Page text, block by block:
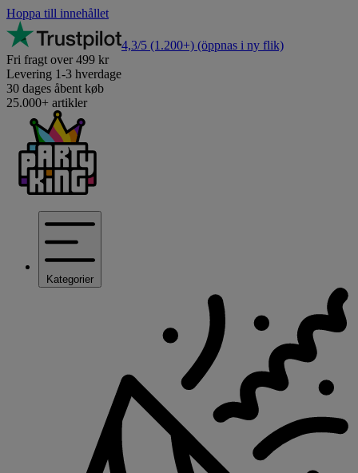
Hoppa till innehållet
4,3/5 (1.200+) (öppnas i ny flik)
Fri fragt over 499 kr
Levering 1-3 hverdage
30 dages åbent køb
25.000+ artikler
Kategorier